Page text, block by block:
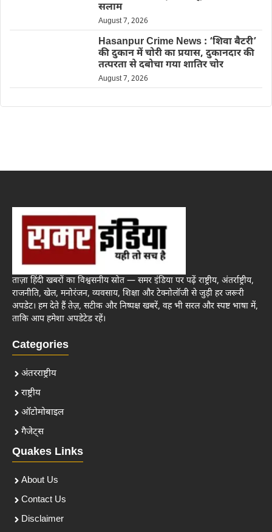
सलाम
August 7, 2026
Hasanpur Crime News : ‘शिवा बैटरी’
की दुकान में चोरी का प्रयास, दुकानदार की
तत्परता से दबोचा गया शातिर चोर
August 7, 2026
ताज़ा हिंदी खबरों का विश्वसनीय स्रोत — समर इंडिया पर पढ़ें राष्ट्रीय, अंतर्राष्ट्रीय,
राजनीति, खेल, मनोरंजन, व्यवसाय, शिक्षा और टेक्नोलॉजी से जुड़ी हर जरूरी
अपडेट। हम देते हैं तेज़, सटीक और निष्पक्ष खबरें, वह भी सरल और स्पष्ट भाषा में,
ताकि आप हमेशा अपडेटेड रहें।
Categories
अंतरराष्ट्रीय
राष्ट्रीय
ऑटोमोबाइल
गैजेट्स
Quakes Links
About Us
Contact Us
Disclaimer